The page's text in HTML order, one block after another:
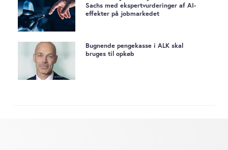
Sachs med ekspertvurderinger af AI-
effekter på jobmarkedet
Bugnende pengekasse i ALK skal
bruges til opkøb